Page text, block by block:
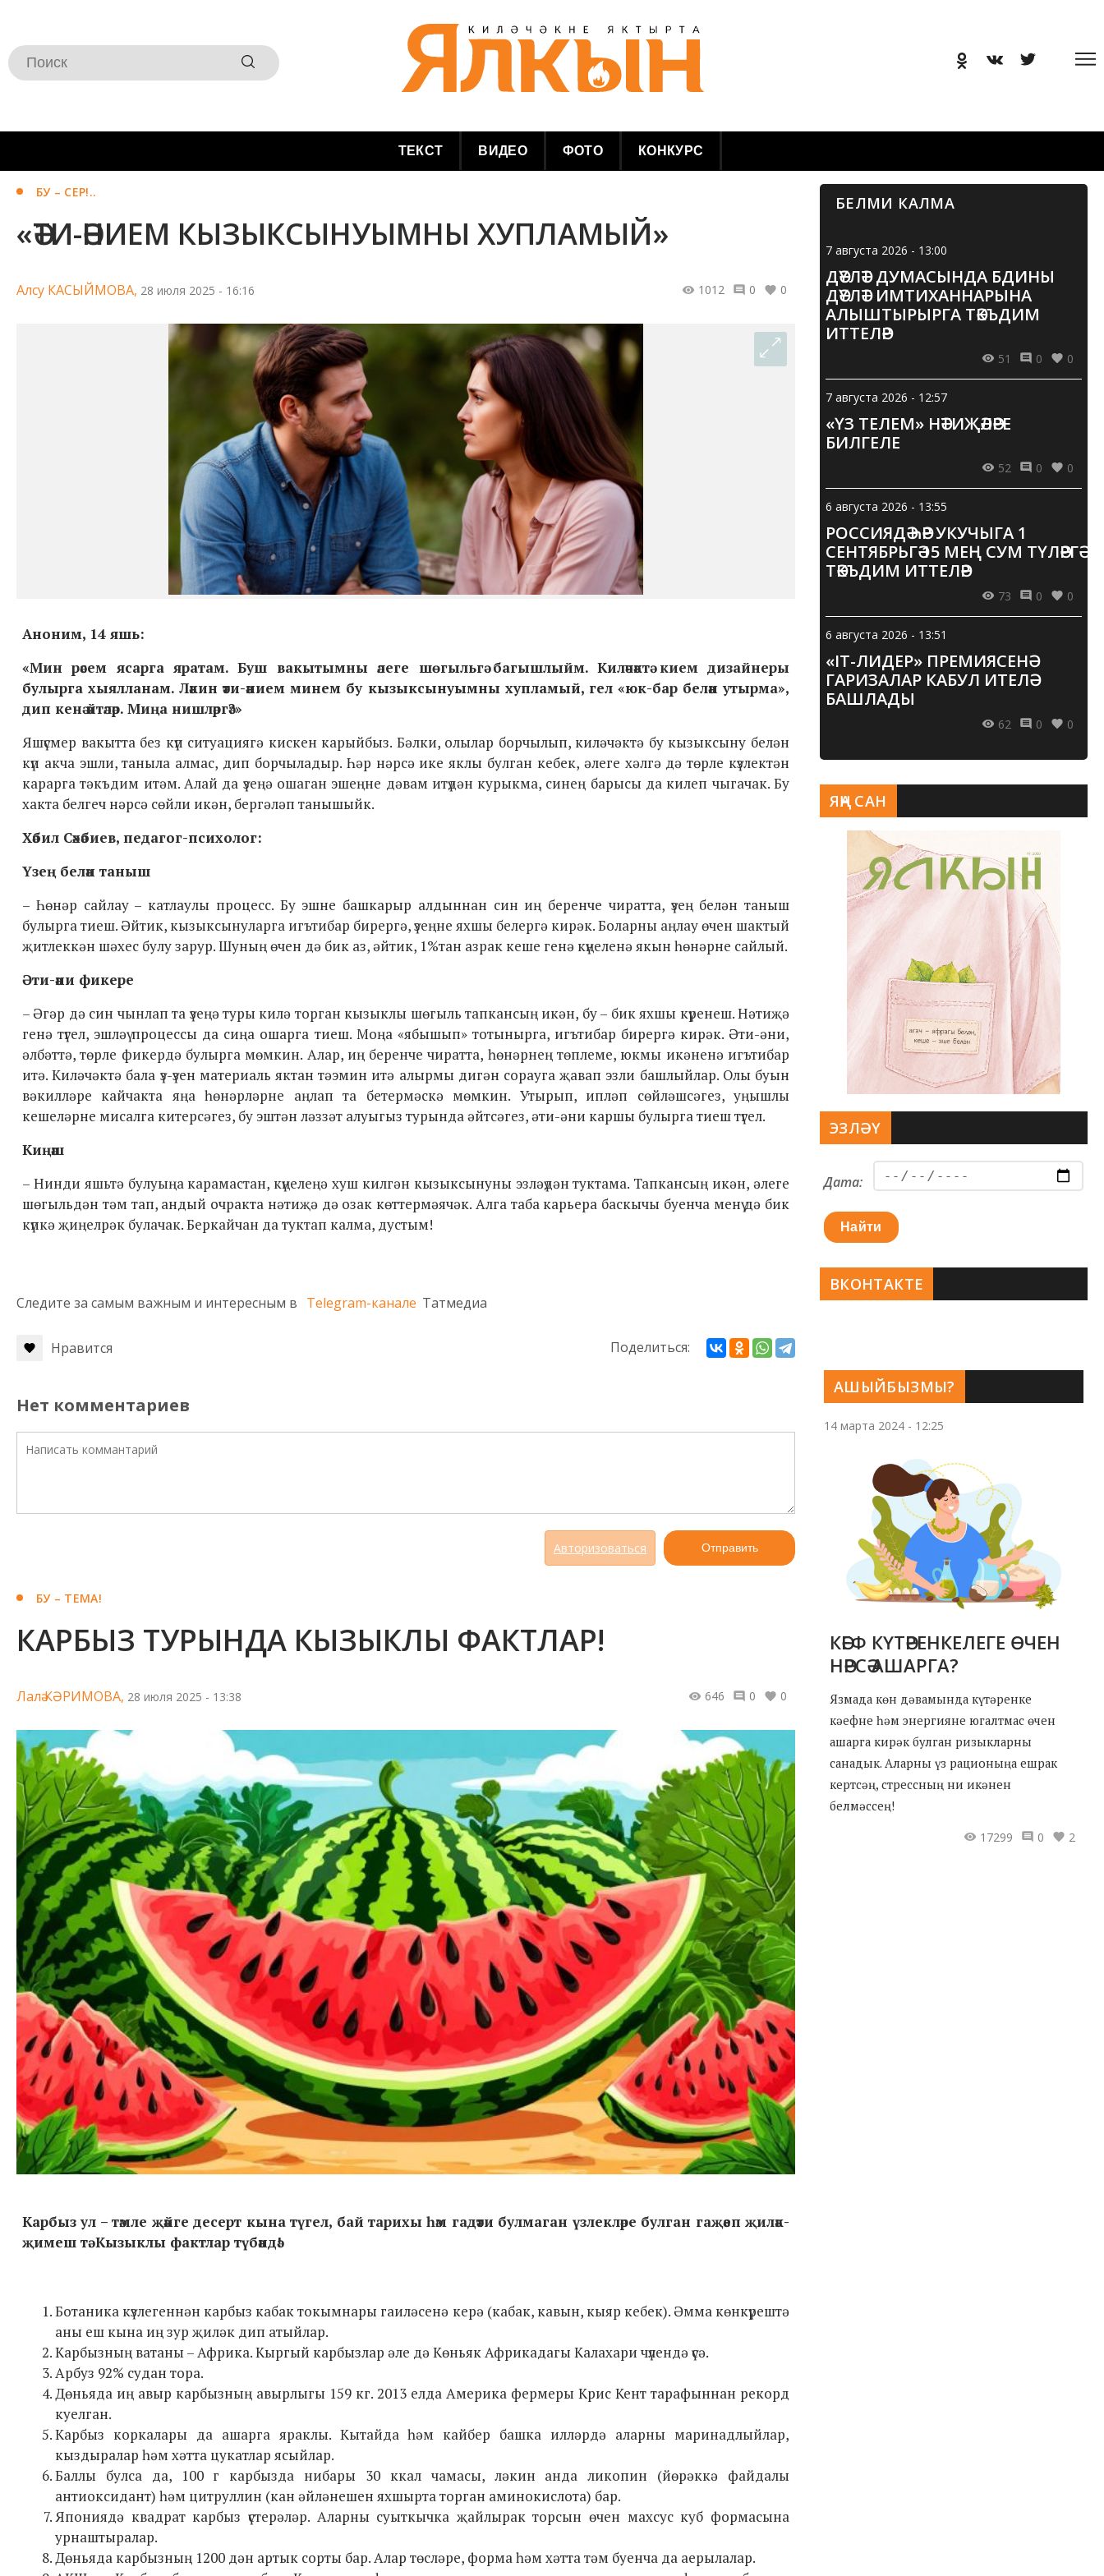
ТЕКСТ ВИДЕО ФОТО КОНКУРС
БУ – СЕР!..
«ӘТИ-ӘНИЕМ КЫЗЫКСЫНУЫМНЫ ХУПЛАМЫЙ»
Алсу КАСЫЙМОВА, 28 июля 2025 - 16:16 1012 0 0
Аноним, 14 яшь:
«Мин рәсем ясарга яратам. Буш вакытымны әлеге шөгыльгә багышлыйм. Киләчәктә кием дизайнеры
булырга хыялланам. Ләкин әти-әнием минем бу кызыксынуымны хупламый, гел «юк-бар белән утырма»,
дип кенә әйтәләр. Миңа нишләргә?»
Яшүсмер вакытта без күп ситуациягә кискен карыйбыз. Бәлки, олылар борчылып, киләчәктә бу кызыксыну белән
күп акча эшли, таныла алмас, дип борчыладыр. Һәр нәрсә ике яклы булган кебек, әлеге хәлгә дә төрле күзлектән
карарга тәкъдим итәм. Алай да үзеңә ошаган эшеңне дәвам итүдән курыкма, синең барысы да килеп чыгачак. Бу
хакта белгеч нәрсә сөйли икән, бергәләп танышыйк.
Хәбил Сәхәбиев, педагог-психолог:
Үзең белән таныш
– Һөнәр сайлау – катлаулы процесс. Бу эшне башкарыр алдыннан син иң беренче чиратта, үзең белән таныш
булырга тиеш. Әйтик, кызыксынуларга игътибар бирергә, үзеңне яхшы белергә кирәк. Боларны аңлау өчен шактый
җитлеккән шәхес булу зарур. Шуның өчен дә бик аз, әйтик, 1%тан азрак кеше генә күңеленә якын һөнәрне сайлый.
Әти-әни фикере
– Әгәр дә син чынлап та үзеңә туры килә торган кызыклы шөгыль тапкансың икән, бу – бик яхшы күренеш. Нәтиҗә
генә түгел, эшләү процессы да сиңа ошарга тиеш. Моңа «ябышып» тотынырга, игътибар бирергә кирәк. Әти-әни,
әлбәттә, төрле фикердә булырга мөмкин. Алар, иң беренче чиратта, һөнәрнең төплеме, юкмы икәненә игътибар
итә. Киләчәктә бала үз-үзен материаль яктан тәэмин итә алырмы дигән сорауга җавап эзли башлыйлар. Олы буын
вәкилләре кайчакта яңа һөнәрләрне аңлап та бетермәскә мөмкин. Утырып, ипләп сөйләшсәгез, уңышлы
кешеләрне мисалга китерсәгез, бу эштән ләззәт алуыгыз турында әйтсәгез, әти-әни каршы булырга тиеш түгел.
Киңәш
– Нинди яшьтә булуыңа карамастан, күңелеңә хуш килгән кызыксынуны эзләүдән туктама. Тапкансың икән, әлеге
шөгыльдән тәм тап, андый очракта нәтиҗә дә озак көттермәячәк. Алга таба карьера баскычы буенча менү дә бик
күпкә җиңелрәк булачак. Беркайчан да туктап калма, дустым!
Следите за самым важным и интересным в Telegram-канале Татмедиа
Нравится Поделиться:
Нет комментариев
Авторизоваться Отправить
БУ – ТЕМА!
КАРБЫЗ ТУРЫНДА КЫЗЫКЛЫ ФАКТЛАР!
Лалә КӘРИМОВА, 28 июля 2025 - 13:38 646 0 0
Карбыз ул – тәмле җәйге десерт кына түгел, бай тарихы һәм гадәти булмаган үзлекләре булган гаҗәеп җиләк-
җимеш тә. Кызыклы фактлар түбәндә!
Ботаника күзлегеннән карбыз кабак токымнары гаиләсенә керә (кабак, кавын, кыяр кебек). Әмма көнкүрештә
аны еш кына иң зур җиләк дип атыйлар.
Карбызның ватаны – Африка. Кыргый карбызлар әле дә Көньяк Африкадагы Калахари чүлендә үсә.
Арбуз 92% судан тора.
Дөньяда иң авыр карбызның авырлыгы 159 кг. 2013 елда Америка фермеры Крис Кент тарафыннан рекорд
куелган.
Карбыз коркалары да ашарга яраклы. Кытайда һәм кайбер башка илләрдә аларны маринадлыйлар,
кыздыралар һәм хәтта цукатлар ясыйлар.
Баллы булса да, 100 г карбызда нибары 30 ккал чамасы, ләкин анда ликопин (йөрәккә файдалы
антиоксидант) һәм цитруллин (кан әйләнешен яхшырта торган аминокислота) бар.
Япониядә квадрат карбыз үстерәләр. Аларны суыткычка җайлырак торсын өчен махсус куб формасына
урнаштыралар.
Дөньяда карбызның 1200 дән артык сорты бар. Алар төсләре, форма һәм хәтта тәм буенча да аерылалар.
БЕЛМИ КАЛМА
7 августа 2026 - 13:00
ДӘҮЛӘТ ДУМАСЫНДА БДИНЫ
ДӘҮЛӘТ ИМТИХАННАРЫНА
АЛЫШТЫРЫРГА ТӘКЪДИМ
ИТТЕЛӘР
51 0 0
7 августа 2026 - 12:57
«ҮЗ ТЕЛЕМ» НӘТИҖӘЛӘРЕ
БИЛГЕЛЕ
52 0 0
6 августа 2026 - 13:55
РОССИЯДӘ ҺӘР УКУЧЫГА 1
СЕНТЯБРЬГӘ 15 МЕҢ СУМ ТҮЛӘРГӘ
ТӘКЪДИМ ИТТЕЛӘР
73 0 0
6 августа 2026 - 13:51
«IT-ЛИДЕР» ПРЕМИЯСЕНӘ
ГАРИЗАЛАР КАБУЛ ИТЕЛӘ
БАШЛАДЫ
62 0 0
АШЫЙБЫЗМЫ?
14 марта 2024 - 12:25
КӘЕФ КҮТӘРЕНКЕЛЕГЕ ӨЧЕН
НӘРСӘ АШАРГА?
Язмада көн дәвамында күтәренке
кәефне һәм энергияне югалтмас өчен
ашарга кирәк булган ризыкларны
санадык. Аларны үз рационыңа ешрак
кертсәң, стрессның ни икәнен
белмәссең!
17299
0 2
ЯҢА САН
ЭЗЛӘҮ
Дата:
Найти
ВКОНТАКТЕ